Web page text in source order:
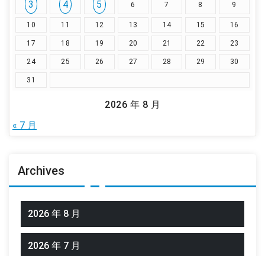
2026 年 8 月
3
4 5 6 7 8 9
10 11 12 13 14 15 16
17 18 19 20 21 22 23
24 25 26 27 28 29 30
31
« 7 月
Archives
2026 年 8 月
2026 年 7 月